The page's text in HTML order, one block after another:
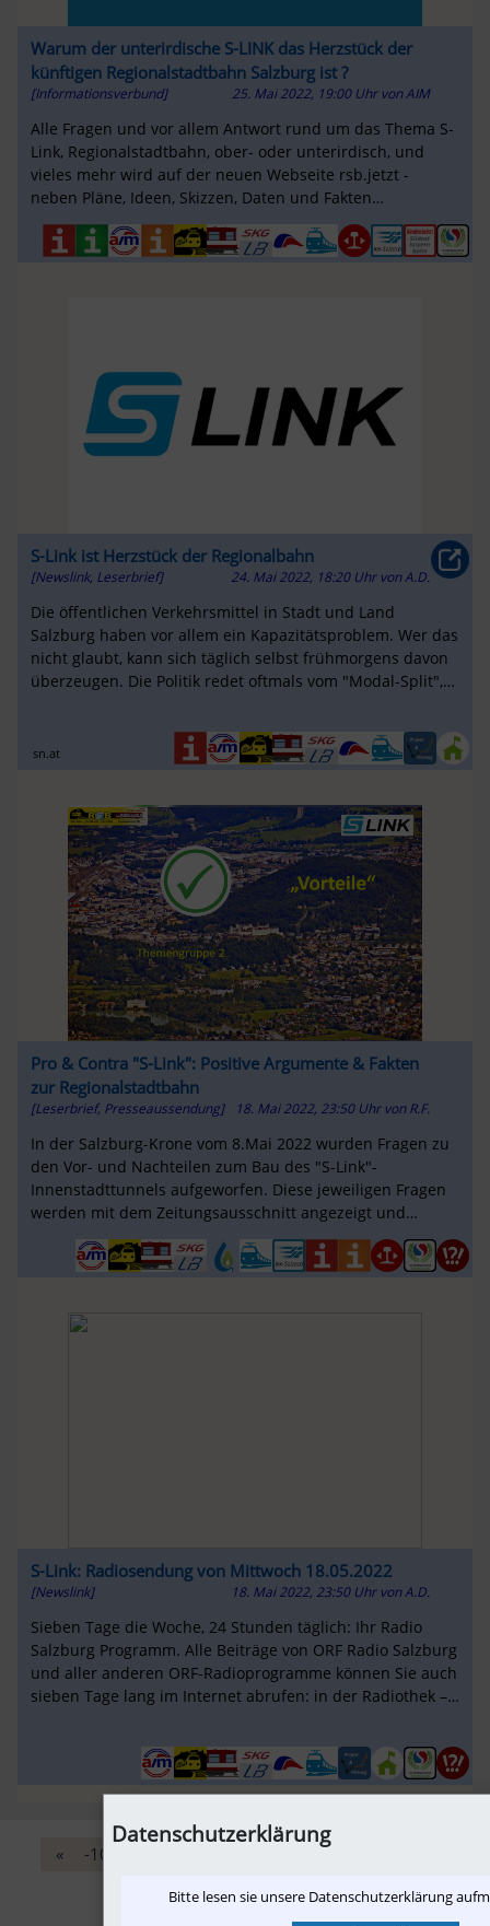
Warum der unterirdische S-LINK das Herzstück der
künftigen Regionalstadtbahn Salzburg ist ?
[Informationsverbund] 25. Mai 2022, 19:00 Uhr vonAIM
Alle Fragen und vor allem Antwort rund um das Thema S-
Link, Regionalstadtbahn, ober- oder unterirdisch, und
vieles mehr wird auf der neuen Webseite rsb.jetzt -
neben Pläne, Ideen, Skizzen, Daten und Fakten
verständlich dargestellt...
S-Link ist Herzstück der Regionalbahn
[Newslink, Leserbrief] 24. Mai 2022, 18:20 Uhr vonA.D.
Die öffentlichen Verkehrsmittel in Stadt und Land
Salzburg haben vor allem ein Kapazitätsproblem. Wer das
nicht glaubt, kann sich täglich selbst frühmorgens davon
überzeugen. Die Politik redet oftmals vom "Modal-Split",
sn.at
Pro & Contra "S-Link": Positive Argumente & Fakten
zur Regionalstadtbahn
[Leserbrief, Presseaussendung] 18. Mai 2022, 23:50 Uhr vonR.F.
In der Salzburg-Krone vom 8.Mai 2022 wurden Fragen zu
den Vor- und Nachteilen zum Bau des "S-Link"-
Innenstadttunnels aufgeworfen. Diese jeweiligen Fragen
werden mit dem Zeitungsausschnitt angezeigt und
nebenbei in Kurzform erklärt! Teil 2
S-Link: Radiosendung von Mittwoch 18.05.2022
[Newslink] 18. Mai 2022, 23:50 Uhr vonA.D.
Sieben Tage die Woche, 24 Stunden täglich: Ihr Radio
Salzburg Programm. Alle Beiträge von ORF Radio Salzburg
und aller anderen ORF-Radioprogramme können Sie auch
sieben Tage lang im Internet abrufen: in der Radiothek –
« -10 58
Datenschutzerklärung
Bitte lesen sie unsere Datenschutzerklärung